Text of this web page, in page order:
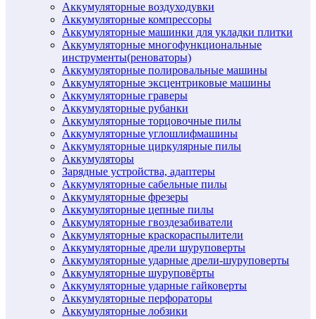
Аккумуляторные воздуходувки
Аккумуляторные компрессоры
Аккумуляторные машинки для укладки плитки
Аккумуляторные многофункциональные
инструменты(реноваторы)
Аккумуляторные полировальные машины
Аккумуляторные эксцентриковые машины
Аккумуляторные граверы
Аккумуляторные рубанки
Аккумуляторные торцовочные пилы
Аккумуляторные углошлифмашины
Аккумуляторные циркулярные пилы
Аккумуляторы
Зарядные устройства, адаптеры
Аккумуляторные сабельные пилы
Аккумуляторные фрезеры
Аккумуляторные цепные пилы
Аккумуляторные гвоздезабиватели
Аккумуляторные краскораспылители
Аккумуляторные дрели шуруповерты
Аккумуляторные ударные дрели-шуруповерты
Аккумуляторные шуруповёрты
Аккумуляторные ударные гайковерты
Аккумуляторные перфораторы
Аккумуляторные лобзики